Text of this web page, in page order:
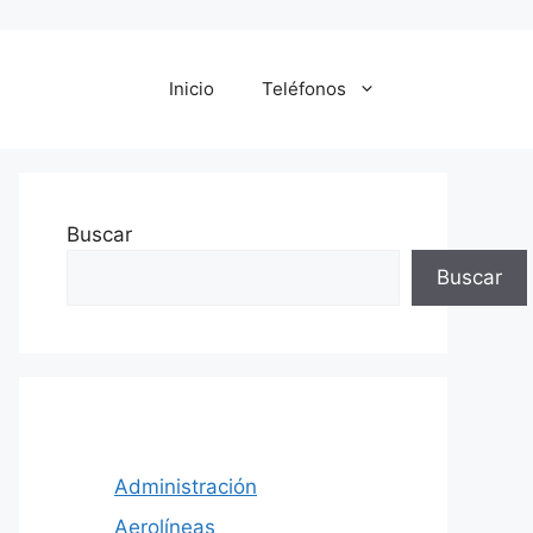
Inicio Teléfonos
Buscar
Buscar
Administración
Aerolíneas